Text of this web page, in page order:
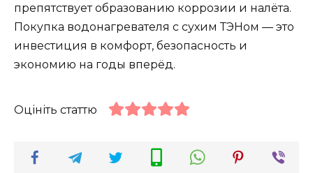
препятствует образованию коррозии и налёта.
Покупка водонагревателя с сухим ТЭНом — это
инвестиция в комфорт, безопасность и
экономию на годы вперёд.
Оцініть статтю